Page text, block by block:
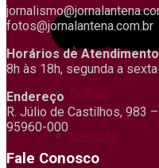
Agricultura
Cultura
Ciências
fotos@jornalantena.com.br
Horários de Atendimento
8h às 18h, segunda a
Endereço
R. Júlio de Castilhos, 983
95960-000
Fale Conosco